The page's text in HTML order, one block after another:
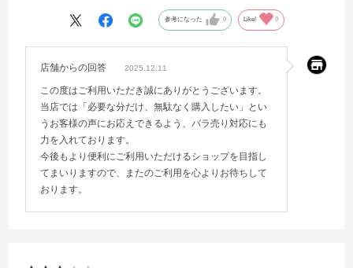
参考になった 0 Like! 0
店舗からの回答 2025.12.11
この度はご利用いただき誠にありがとうございます。
当店では「必要な分だけ、無駄なく購入したい」とい
うお客様の声にお応えできるよう、バラ売り対応にも
力を入れております。
今後もより便利にご利用いただけるショップを目指し
てまいりますので、またのご利用を心よりお待ちして
おります。